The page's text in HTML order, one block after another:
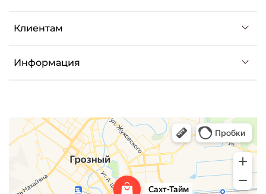
Клиентам
Информация